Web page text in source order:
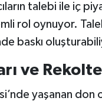
talebi ile iç
rol oynuyor.
baskı
ve
yaşanan don